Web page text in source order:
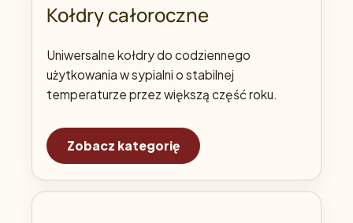
Kołdry całoroczne
Uniwersalne kołdry do codziennego
użytkowania w sypialni o stabilnej
temperaturze przez większą część roku.
Zobacz kategorię